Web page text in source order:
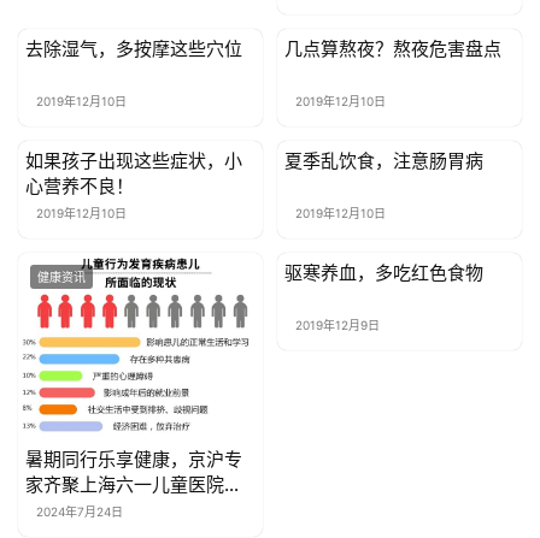
健康资讯
去除湿气，多按摩这些穴位
2019年12月10日
健康资讯
几点算熬夜？熬夜危害盘点
2019年12月10日
健康资讯
如果孩子出现这些症状，小
心营养不良！
2019年12月10日
健康资讯
夏季乱饮食，注意肠胃病
2019年12月10日
健康资讯
暑期同行乐享健康，京沪专
家齐聚上海六一儿童医院，7
月25-28日暑期会诊不停歇
2024年7月24日
健康资讯
驱寒养血，多吃红色食物
2019年12月9日